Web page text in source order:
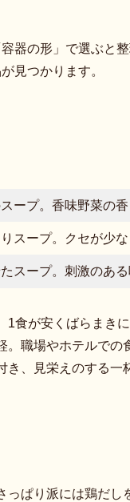
器の形」で選ぶと
見つかります。
ープ。香味野菜の
スープ。クセが少
スープ。刺激のあ
食が安くばらまき
職場やホテルでの
、見栄えのする一
ぱり派には鶏だし